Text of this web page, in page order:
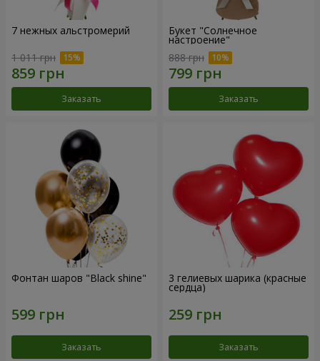
7 нежных альстромерий
1 011 грн
Заказать
Букет "Солнечное
настроение"
888 грн
Заказать
Фонтан шаров "Black shine"
Заказать
3 гелиевых шарика (красные
сердца)
Заказать